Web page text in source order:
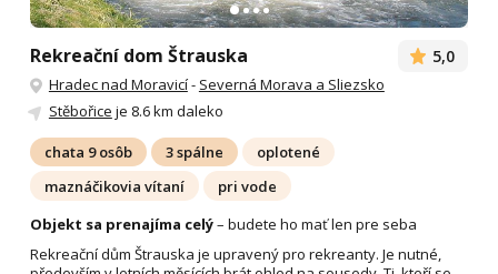
Rekreační dom Štrauska 5,0
Hradec nad Moravicí- Severná Morava a Sliezsko
Stěbořice je 8.6 km daleko
chata 9 osôb 3 spálne
oplotené
maznáčikovia vítaní
pri vode
Objekt sa prenajíma celý– budete ho mať len pre seba
Rekreační dům Štrauska je upravený pro rekreanty. Je nutné,